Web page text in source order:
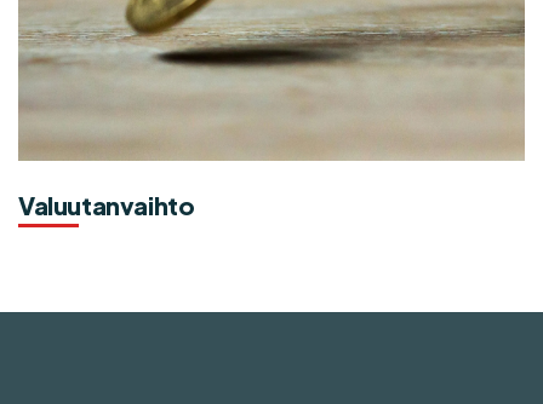
Valuutanvaihto